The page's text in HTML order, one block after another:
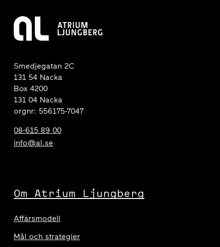
Smedjegatan 2C
131 54 Nacka
Box 4200
131 04 Nacka
orgnr: 556175-7047
08-615 89 00
info@al.se
Om Atrium Ljungberg
Affärsmodell
Mål och strategier